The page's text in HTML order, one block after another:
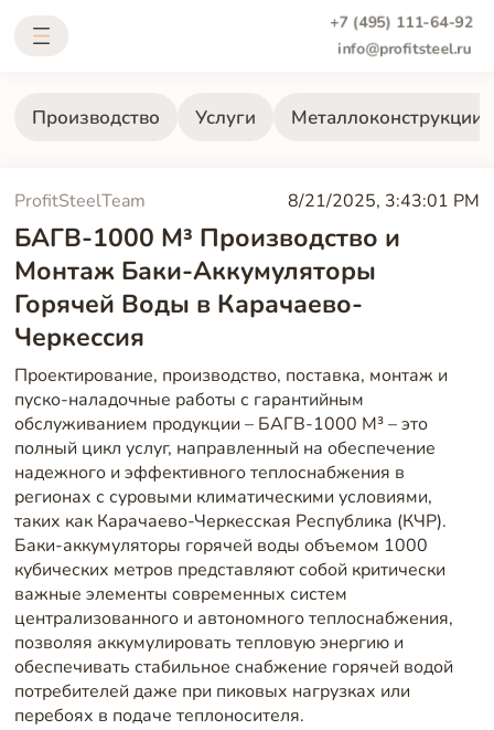
+7 (495) 111-64-92
info@profitsteel.ru
Производство Услуги Металлоконструкции
ProfitSteelTeam 8/21/2025, 3:43:01 PM
БАГВ-1000 М³ Производство и
Монтаж Баки-Аккумуляторы
Горячей Воды в Карачаево-
Черкессия
Проектирование, производство, поставка, монтаж и
пуско-наладочные работы с гарантийным
обслуживанием продукции – БАГВ-1000 М³ – это
полный цикл услуг, направленный на обеспечение
надежного и эффективного теплоснабжения в
регионах с суровыми климатическими условиями,
таких как Карачаево-Черкесская Республика (КЧР).
Баки-аккумуляторы горячей воды объемом 1000
кубических метров представляют собой критически
важные элементы современных систем
централизованного и автономного теплоснабжения,
позволяя аккумулировать тепловую энергию и
обеспечивать стабильное снабжение горячей водой
потребителей даже при пиковых нагрузках или
перебоях в подаче теплоносителя.